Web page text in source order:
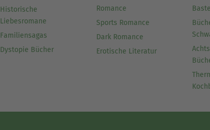
Historische
Liebesromane
Familiensagas
Dystopie Bücher
Romance
Sports Romance
Dark Romance
Erotische Literatur